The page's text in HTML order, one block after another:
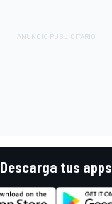
Descarga tus apps